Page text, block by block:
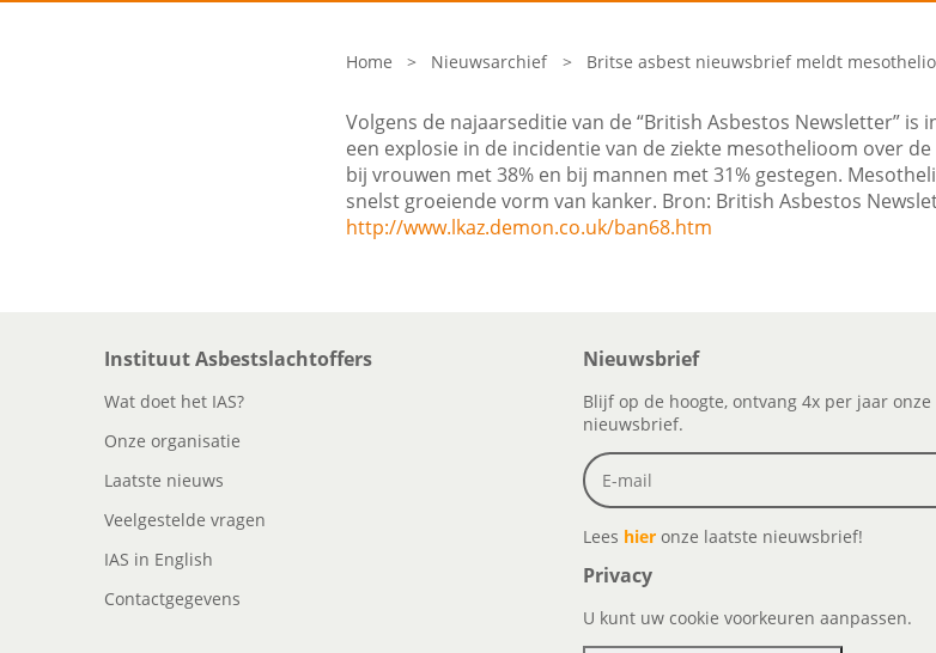
Home > Nieuwsarchief > Britse asbest nieuwsbrief meldt
Volgens de najaarseditie van de “British Asbestos Newsletter” is
een explosie in de incidentie van de ziekte mesothelioom over
bij vrouwen met 38% en bij mannen met 31% gestegen.
snelst groeiende vorm van kanker. Bron: British Asbestos
http://www.lkaz.demon.co.uk/ban68.htm
Instituut Asbestslachtoffers
Wat doet het IAS?
Onze organisatie
Laatste nieuws
Veelgestelde vragen
IAS in English
Contactgegevens
Nieuwsbrief
Blijf op de hoogte, ontvang 4x per jaar onze
nieuwsbrief.
Lees hier onze laatste nieuwsbrief!
Privacy
U kunt uw cookie voorkeuren aanpassen.